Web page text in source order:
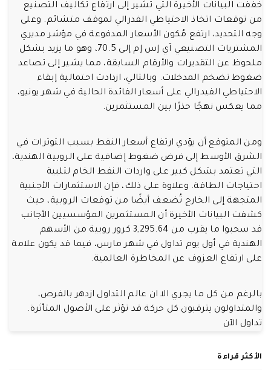
خففت البيانات الأخيرة التي تشير إلى ارتفاع تكاليف التصنيع
من توقعات اتخاذ الاحتياطي الفدرالي لموقف متشائم. وعلى
وجه التحديد، ارتفع مُكون الأسعار المدفوعة في مؤشر مديري
المشتريات التصنيعي آي إس إم إلى 70.5، وهو ما يزيد بشكل
ملحوظ عن التقديرات والأرقام السابقة، مما يشير إلى تصاعد
ضغوط تضخم المدخلات. وبالتالي، ازدادت احتمالية إبقاء
الاحتياطي الفيدرالي على أسعار الفائدة الحالية في شهر يونيو،
مما يعكس نهجًا حذرًا بين المستثمرين.
ومن المتوقع أن يؤدي ارتفاع أسعار النفط بسبب التوترات في
الشرق الأوسط إلى فرض ضغوط إضافية على الروبية الهندية،
التي تعتمد بشكل كبير على واردات النفط الخام لتلبية
احتياجات الطاقة. وعلاوة على ذلك، فإن الاستثمارات الأجنبية
المتجهة إلى الخارج تُضعف أيضًا من توقعات الروبية، حيث
كشفت البيانات الأخيرة أن المستثمرين المؤسسيين الأجانب
قد سحبوا ما يقرب من 3,295.64 كرور روبية من الأسهم
الهندية في أول يوم تداول في شهر مارس، فيما قد يكون علامة
على ارتفاع العزوف عن المخاطرة العالمية.
بالرغم من كل ما يجري الا ان عالم التداول ازدهر بالفرص،
والمتداولون يترقبون كل حركة قد تؤثر على الأصول المتأثرة.
تداول الآن
الأكثر قراءة